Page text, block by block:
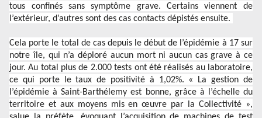
tous confinés sans symptôme grave. Certains viennent de
l’extérieur, d’autres sont des cas contacts dépistés ensuite.
Cela porte le total de cas depuis le début de l’épidémie à 17 sur
notre île, qui n’a déploré aucun mort ni aucun cas grave à ce
jour. Au total plus de 2.000 tests ont été réalisés au laboratoire,
ce qui porte le taux de positivité à 1,02%. « La gestion de
l’épidémie à Saint-Barthélemy est bonne, grâce à l’échelle du
territoire et aux moyens mis en œuvre par la Collectivité »,